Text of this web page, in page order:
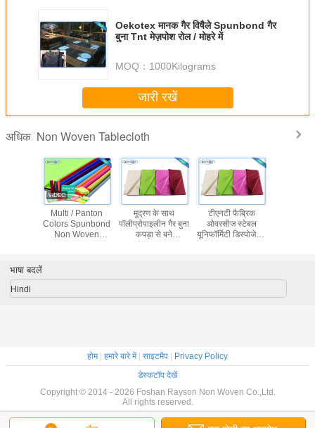
Oekotex मानक गैर विषैले Spunbond गैर
बुना Tnt मेज़पोश रोल / मोहरे में
MOQ： 1000Kilograms
जारी रखें
अधिक Non Woven Tablecloth
Multi / Panton
Colors Spunbond
Non Woven
मुद्रण के साथ
पॉलीप्रोपाइलीन गैर बुना
कपड़ा से बने
टीएनटी फैब्रिक
ओवरसीज स्टेबल
यूनिफॉर्मिटी डिस्पोजेबल
भाषा बदलें
Hindi
होम| हमारे बारे में| साइटमैप | Privacy Policy
डेस्कटॉप देखें
Copyright © 2014 - 2026 Foshan Rayson Non Woven Co.,Ltd.
All rights reserved.